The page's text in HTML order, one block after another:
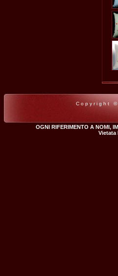
Copyright
OGNI RIFERIMENTO A NOMI,
Vietata